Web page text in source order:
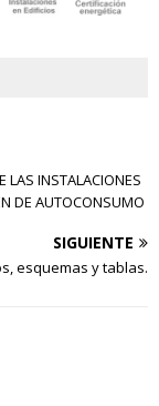
LAS INSTALACIONES
DE AUTOCONSUMO
SIGUIENTE
esquemas y tablas.